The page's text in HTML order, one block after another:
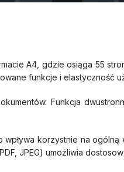
A4, gdzie osiąga 55
funkcje i elastyczność
Funkcja
korzystnie na
JPEG) umożliwia